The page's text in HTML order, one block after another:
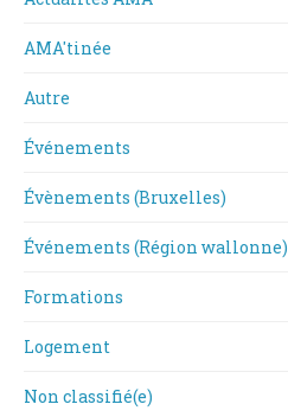
AMA'tinée
Autre
Événements
Évènements (Bruxelles)
Événements (Région wallonne)
Formations
Logement
Non classifié(e)